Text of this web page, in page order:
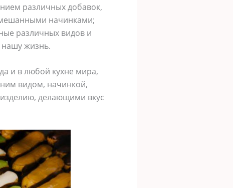
различных добавок,
начинками;
различных видов и
нашу жизнь.
и в любой кухне мира,
видом, начинкой,
делающими вкус